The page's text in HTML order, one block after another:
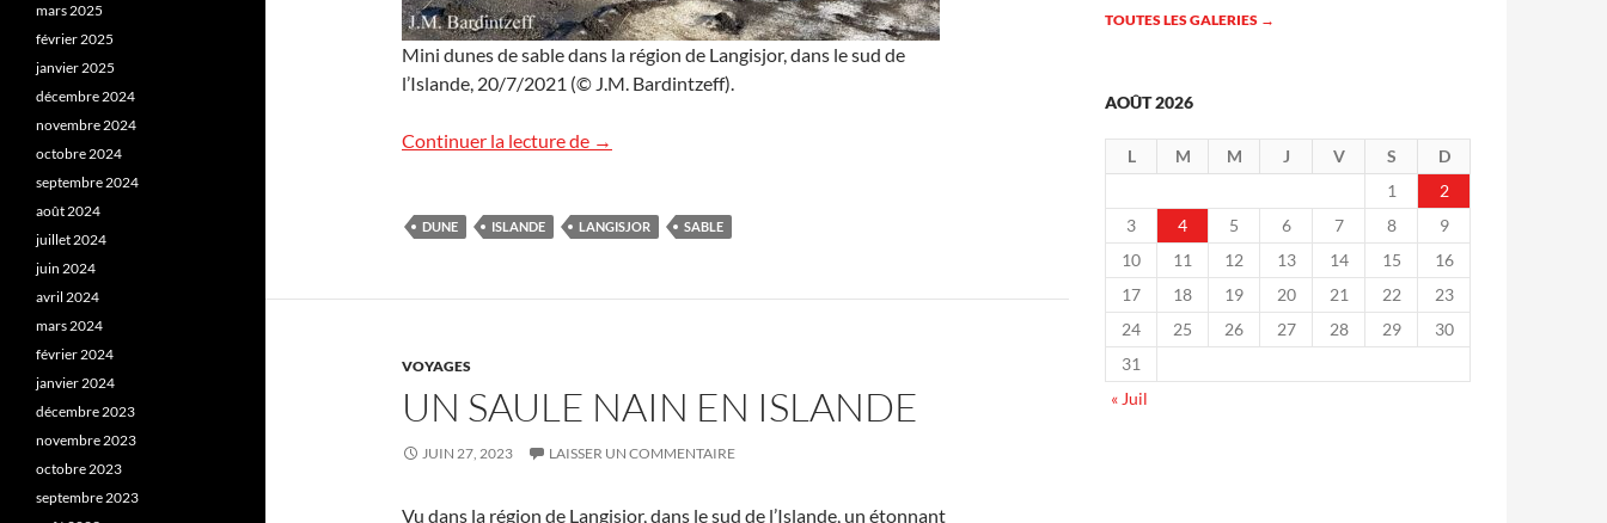
Mini dunes de sable dans la région de Langisjor, dans le sud de
l’Islande, 20/7/2021 (© J.M. Bardintzeff).
Continuer la lecture de Énigmatiques dunes de sable en Islande
→
DUNE ISLANDE LANGISJOR SABLE
VOYAGES
UN SAULE NAIN EN ISLANDE
JUIN 27, 2023 LAISSER UN COMMENTAIRE
Vu dans la région de Langisjor, dans le sud de l’Islande, un étonnant
TOUTES LES GALERIES →
AOÛT 2026
L M M J V S
D
1
2
3
4 5 6 7 8
9
10
11 12 13 14 15
16
17
18 19 20 21 22
23
24
25 26 27 28 29
30
31
« Juil
mars 2025
février 2025
janvier 2025
décembre 2024
novembre 2024
octobre 2024
septembre 2024
août 2024
juillet 2024
juin 2024
avril 2024
mars 2024
février 2024
janvier 2024
décembre 2023
novembre 2023
octobre 2023
septembre 2023